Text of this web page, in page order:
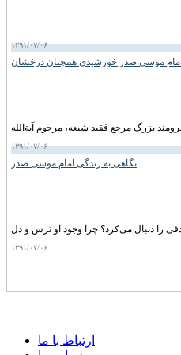
۱۳۹۱/۰۷/۰۶
امام موسی صدر خورشیدی همچنان درخشان
۱۳۹۱/۰۷/۰۶
نگاهی به زندگی امام موسی صدر
۱۳۹۱/۰۷/۰۶
ارتباط با ما